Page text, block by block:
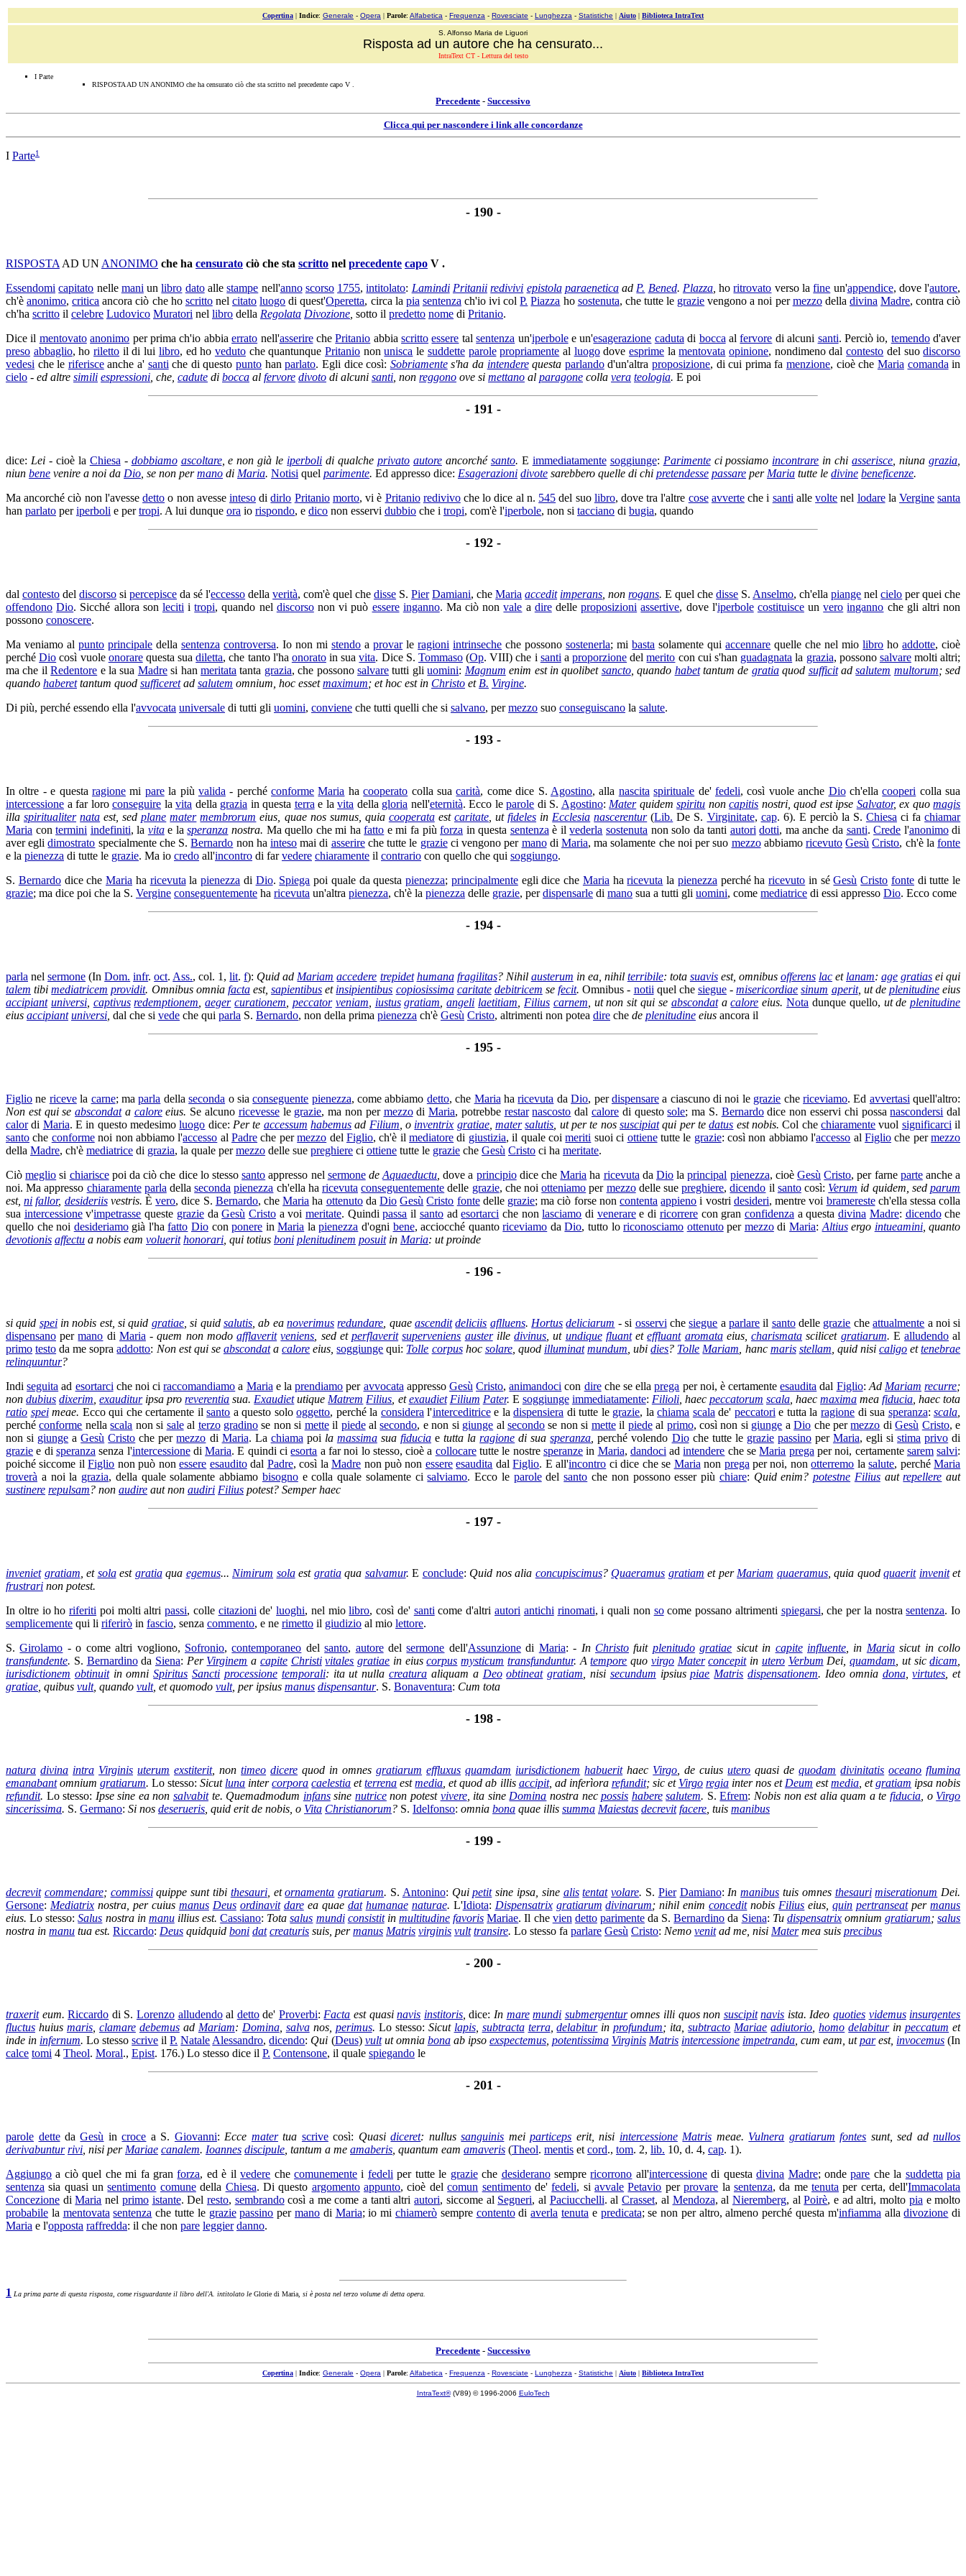
Copertina | Indice: Generale - Opera | Parole: Alfabetica - Frequenza - Rovesciate - Lunghezza - Statistiche | Aiuto | Biblioteca IntraText
S. Alfonso Maria de Liguori
Risposta ad un autore che ha censurato...
IntraText CT - Lettura del testo
I Parte
RISPOSTA AD UN ANONIMO che ha censurato ciò che sta scritto nel precedente capo V .
Precedente - Successivo
Clicca qui per nascondere i link alle concordanze
I Parte1
- 190 -
RISPOSTA AD UN ANONIMO che ha censurato ciò che sta scritto nel precedente capo V .
Essendomi capitato nelle mani unlibro datoallestampe nell'anno scorso 1755,intitolato: Lamindi Pritanii redivivi epistola paraeneticaad P. Bened. Plazza,horitrovato verso lafine un'appendice, dove l'autore,
ch'èanonimo,critica ancora ciò che ho scrittonelcitato luogo di quest'Operetta, circa la pia sentenza ch'io ivi colP. Piazza ho sostenuta, che tutte le grazie vengono a noi permezzodella divina Madre, contra ciò
ch'ha scritto il celebre Ludovico Muratori nel libro della Regolata Divozione sotto il predetto nome di Pritanio.
Dice il mentovato anonimo per prima ch'io abbiaerrato nell'asserirechePritanio abbiascritto essere talsentenza un'iperbolee un'esagerazione caduta di bocca alfervore di alcuni santi. Perciò io, temendod'aver
preso abbaglio, horiletto il di lui libro, ed ho vedutoche quantunquePritanio nonunisca le suddette parole propriamente al luogodove esprimelamentovata opinione, nondimeno dalcontesto del suodiscorso
vedesi che le riferisceanche a' santi che di questopunto hanparlato. Egli dice così: Sobriamentes'ha da intenderequesta parlandod'un'altraproposizione, di cui prima famenzione, cioè che Maria comanda in
cielo - ed altre simili espressioni , che, cadute di bocca al fervore divoto di alcuni santi , non reggono ove si mettano al paragone colla vera teologia. E poi
- 191 -
dice: Lei - cioè la Chiesa - dobbiamo ascoltare, e non già le iperboli di qualche privato autoreancorché santo. E immediatamente soggiunge: Parimenteci possiamo incontrare in chiasserisce , niunagrazia
niun bene venire a noi da Dio , se non permano di Maria. Notisi quel parimente. Ed appresso dice: Esagerazioni divote sarebbero quelle di chi pretendesse passare per Maria tutte le divine beneficenze.
Ma ancorché ciò non l'avessedetto o non avesse inteso didirlo Pritanio morto, vi è Pritanio redivivoche lo dice al n. 545 del suo libro, dove tra l'altre cose avverteche i santi allevolte nel lodarela Vergine santa
han parlato periperboli e pertropi. A lui dunque ora io rispondo, e dico non esservi dubbio che i tropi, com'è l'iperbole, non si tacciano di bugia, quando
- 192 -
dalcontesto deldiscorso sipercepisce da sé l'eccesso dellaverità, com'è quel chedisse S.Pier Damiani, cheMaria accedit imperans , nonrogans. E quel chedisse S. Anselmo, ch'ellapiange nelcielo per quei che
offendono Dio. Sicché allora son leciti itropi, quando nel discorsonon vi può essere inganno. Ma ciò nonvale a diredelleproposizioni assertive, dove l'iperbole costituisceunvero inganno che gli altri non
possono conoscere.
Ma veniamo alpunto principale dellasentenza controversa. Io non mistendo aprovarleragioni intrinseche che possonosostenerla; mibasta solamente quiaccennare quelle che nel miolibro hoaddotte, cioè
perchéDio così vuole onorarequesta suadiletta, che tanto l'ha onoratoin suavita. Dice S. Tommaso(Op. VIII) che i santi aproporzione delmerito con cui s'han guadagnata la grazia, possono salvaremolti altri;
ma che ilRedentore e la sua Madresi hanmeritata tanta grazia, che possonosalvare tutti gliuomini: Magnum enim est in quolibet sancto, quando habettantum de gratiaquod sufficitadsalutem multorum; sed
quando haberettantum quod sufficeretad salutem omnium, hoc essetmaximum; et hoc est in Christo et B. Virgine.
Di più, perché essendo ella l'avvocata universale di tutti gli uomini, conviene che tutti quelli che si salvano, permezzo suo conseguiscano la salute.
- 193 -
In oltre - e questa ragionemi parela più valida - perchéconforme Maria hacooperato colla suacarità, come dice S. Agostino, alla nascita spirituale de' fedeli, così vuole anche Dioch'ellacooperi colla sua
intercessione a far loroconseguire lavita della grazia in questa terra e lavita della gloria nell'eternità. Ecco leparole di S. Agostino: Materquidemspiritu noncapitis nostri, quod est ipse Salvator, ex quomagis
illaspiritualiter nata est, sedplane mater membrorum eius, quae nos sumus, quia cooperataest caritate, utfideles in Ecclesia nascerentur (Lib. De S. Virginitate, cap. 6). E perciò la S. Chiesa ci fachiamar
Maria contermini indefiniti, la vita e lasperanza nostra. Ma quello che mi hafatto e mi fa piùforza in questa sentenza è ilvederla sostenuta non solo da tanti autori dotti, ma anche da santi.Crede l'anonimodi
aver eglidimostrato specialmente che S.Bernardo non hainteso mai di asserire che tutte le grazieci vengono per manodi Maria, ma solamente che noi per suo mezzoabbiamo ricevuto Gesù Cristo, ch'è lafonte
e la pienezza di tutte le grazie. Ma io credo all'incontro di farvedere chiaramente il contrario con quello che qui soggiungo.
S. Bernardodice cheMaria ha ricevuta lapienezza di Dio. Spiega poi quale da questapienezza; principalmenteegli dice che Maria haricevuta la pienezza perché haricevuto in séGesù Cristo fontedi tutte le
grazie; ma dice poi che la S. Vergine conseguentemente ha ricevuta un'altra pienezza, ch'è la pienezza delle grazie, perdispensarle di mano sua a tutti gli uomini, come mediatrice di essi appresso Dio. Ecco come
- 194 -
parla nelsermone (InDom. infr.oct. Ass., col. 1,lit.f): Quid ad Mariam accedere trepidet humana fragilitas? Nihil austerum in ea, nihil terribile: tota suavisest, omnibus offerens lacet lanam:age gratias ei qui
talem tibimediatricem providit. Omnibus omnia factaest,sapientibus et insipientibus copiosissima caritate debitricem sefecit.Omnibus - notii quel che siegue-misericordiae sinum aperit, ut de plenitudineeius
accipiant universi, captivus redemptionem ,aeger curationem peccator veniam iustus gratiam ,angeli laetitiam Filius carnem , ut non sit qui se abscondatacalore eius.Nota dunque quello, ut deplenitudine
eius accipiant universi dal che si vede che qui parla S. Bernardo, non della prima pienezza ch'è Gesù Cristo, altrimenti non potea dire che de plenitudine eius ancora il
- 195 -
Figlio ne ricevela carne; maparla dellaseconda o siaconseguente pienezza, come abbiamo detto, che Maria haricevuta daDio, perdispensarea ciascuno di noi le grazie chericeviamo. Ed avvertasi quell'altro:
Non est qui seabscondata caloreeius. Se alcuno ricevessele grazie, ma non per mezzodiMaria, potrebbe restar nascosto dal caloredi questosole; ma S. Bernardodice non esservi chi possanascondersi dal
calor di Maria. E in questo medesimoluogo dice: Per te accessum habemus ad Filium , o inventrix gratiae,mater salutis , ut per te nossuscipiatqui per tedatus est nobis. Col chechiaramente vuol significarci il
santo che conformenoi non abbiamo l'accesso alPadre che permezzo del Figlio, ch'è ilmediatore di giustizia, il quale coimeriti suoi ci ottienetutte le grazie: così non abbiamo l'accesso al Figlioche permezzo
della Madre, ch'è mediatrice di grazia, la quale permezzo delle sue preghiere ci ottiene tutte le grazie che Gesù Cristo ci ha meritate.
Ciòmeglio si chiariscepoi da ciò che dice lo stessosanto appresso nel sermone deAquaeductu dove a principiodice cheMaria ha ricevuta daDio laprincipal pienezza, cioèGesù Cristo, per farne parteanche a
noi. Ma appresso chiaramente parla dellaseconda pienezza ch'ella haricevuta conseguentemente delle grazie, che noiotteniamo per mezzodelle suepreghiere,dicendo il santocosì: Verum id quidem, sedparum
est,ni fallor, desideriisvestris.Èvero, dice S. Bernardo, cheMaria ha ottenutodaDio Gesù Cristo fontedelle grazie; ma ciò forse noncontenta appieno i vostri desideri, mentre voi bramerestech'ella stessa colla
sua intercessionev'impetrasse queste graziedaGesù Cristoa voimeritate. Quindipassa il santoadesortarci che nonlasciamo di veneraree di ricorrerecon gran confidenza a questadivina Madre: dicendoche
quello che noi desideriamogià l'hafatto Dioconponere inMaria lapienezza d'ogni bene, acciocché quantoriceviamo daDio, tutto loriconosciamo ottenutoper mezzodi Maria: Altiusergo intueamini, quanto
devotionis affectu a nobis eam voluerit honorari , qui totius boni plenitudinem posuitin Maria: ut proinde
- 196 -
si quid speiin nobis est, si quid gratiae, si quid salutis, ab ea noverimus redundare , quaeascendit deliciis aflluens. Hortus deliciarum - si osservi chesiegue a parlare il santodelle grazie cheattualmente a noi si
dispensano permano di Maria -quem non modoafflaverit veniens , sed etperflaverit superveniens austerilledivinus , ut undique fluanteteffluant aromataeius,charismata scilicet gratiarum. Ealludendo al
primo testo da me sopraaddotto: Non est qui se abscondatacalore eius,soggiunge qui: Tolle corpushoc solare, quod illuminat mundum , ubidies? Tolle Mariam , hanc maris stellam , quid nisi caligoettenebrae
relinquuntur?
Indiseguita ad esortarci che noi ciraccomandiamo a Maria e laprendiamo per avvocata appresso Gesù Cristo,animandoci con direche se ellaprega per noi, è certamenteesaudita dal Figlio: Ad Mariam recurre;
nondubius dixerim ,exaudituripsa proreverentia sua. Exaudietutique Matrem Filius , etexaudiet Filium Pater. E soggiunge immediatamente: Filioli, haec peccatorum scala, haecmaxima meafiducia , haec tota
ratio speimeae. Ecco qui che certamente ilsanto a questo solooggetto, perché la considera l'interceditricee ladispensiera di tutte le grazie, lachiama scala de' peccatori e tutta la ragione di sua speranza:scala
perchéconforme nellascala non si saleal terzo gradinose non si metteil piedealsecondo, e non si giunge alsecondo se non si metteil piedeal primo, così non si giunge aDio che permezzo diGesù Cristo, e
non si giunge aGesù Cristo che permezzo di Maria. La chiama poi la massimasua fiducia e tutta laragione di suasperanza ,perché volendo Dioche tutte le grazie passinoper Maria, egli sistima privo di
grazie e di speranza senza l'intercessionediMaria. E quindi ciesorta a far noi lo stesso, cioè a collocaretutte le nostre speranzein Maria, dandoci adintendere che seMaria prega per noi, certamente sarem salvi:
poiché siccome ilFiglio non può nonessere esauditodal Padre, così laMadre non può non essere esaudita dalFiglio. E all'incontro ci dice che se Maria non prega per noi, nonotterremo lasalute, perchéMaria
troverà a noi la grazia, della quale solamente abbiamo bisognoe colla quale solamente cisalviamo. Ecco le paroledelsanto che non possono esser più chiare: Quid enim?potestne Filiusautrepellere aut
sustinere repulsam? non audire aut non audiri Filius potest? Semper haec
- 197 -
inveniet gratiam , et solaest gratiaqua egemus... Nimirum solaest gratiaqua salvamur. E conclude: Quid nos alia concupiscimus? Quaeramus gratiam et per Mariam quaeramus, quia quodquaerit invenitet
frustrari non potest.
In oltre io horiferiti poi molti altripassi, colle citazioni de'luoghi, nel miolibro, così de' santi come d'altri autori antichi rinomati, i quali non socome possano altrimenti spiegarsi, che per la nostrasentenza. Io
semplicemente qui li riferirò in fascio, senza commento, e ne rimetto il giudizio al mio lettore.
S.Girolamo - o come altri vogliono, Sofronio,contemporaneo delsanto, autoredelsermone dell'Assunzionedi Maria: - In Christo fuit plenitudo gratiae sicut in capite influente, in Mariasicut in collo
transfundente. S. Bernardinoda Siena: Per Virginem a capite Christi vitales gratiae in eiuscorpus mysticum transfunduntur. Atempore quo virgo Mater concepitin utero Verbum Dei,quamdam , ut sicdicam
iurisdictionem obtinuitin omniSpiritus Sancti processione temporali: ita ut nullacreatura aliquam a Deo obtineat gratiam , nisi secundum ipsiuspiae Matris dispensationem. Ideo omnia dona,virtutes , et
gratiae , quibus vult, quando vult, et quomodo vult, per ipsius manus dispensantur. S. Bonaventura: Cum tota
- 198 -
natura divina intra Virginis uterum exstiterit, nontimeo dicere quod in omnesgratiarum effluxus quamdam iurisdictionem habuerithaec Virgo , de cuiusutero quasi dequodam divinitatis oceano flumina
emanabantomniumgratiarum. Lo stesso:Sicut luna intercorpora caelestia etterrena estmedia , et quod ab illis accipit, ad inferìora refundit; sic et Virgo regiainter nos et Deum estmedia, etgratiam ipsa nobis
refundit. Lo stesso: Ipse sine ea nonsalvabitte. Quemadmodum infanssine nutricenon potest vivere, ita sine Domina nostra necpossis habere salutem. S.Efrem: Nobis non est alia quam a tefiducia , o Virgo
sincerissima. S. Germano: Si nos deserueris , quid erit de nobis, o Vita Christianorum? S. Idelfonso: omnia bona quae illis summa Maiestas decrevit facere , tuis manibus
- 199 -
decrevit commendare; commissiquippe sunt tibi thesauri, etornamenta gratiarum. S. Antonino: Quipetitsine ipsa, sine alis tentat volare. S. Pier Damiano: Inmanibus tuis omnes thesauri miserationum Dei.
Gersone: Mediatrixnostra, per cuius manus Deus ordinavit dareea quae dat humanae naturae. L'Idiota: Dispensatrix gratiarum divinarum; nihil enimconceditnobis Filius eius,quin pertranseatpermanus
eius. Lo stesso:Salus nostra in manuillius est. Cassiano: Totasalus mundi consistitin multitudine favoris Mariae. Il che vien detto parimenteda S.Bernardino da Siena: Tu dispensatrixomniumgratiarum;salus
nostra in manu tua est. Riccardo: Deus quidquid boni dat creaturis suis, permanus Matris virginis vult transire. Lo stesso fa parlare Gesù Cristo: Nemo venitad me, nisi Matermea suis precibus
- 200 -
traxeriteum. Riccardo di S. Lorenzo alludendoal dettode' Proverbi: Facta est quasinavis institoris,dice: In mare mundi submergenturomnes illi quos non suscipit navis ista. Ideoquoties videmus insurgentes
fluctus huius maris, clamare debemusad Mariam: Domina, salvanos, perimus. Lo stesso: Sicut lapis, subtracta terra,delabiturinprofundum; ita,subtracto Mariae adiutorio ,homo delabiturinpeccatum et
inde in infernum. Lo stessoscrive ilP. Natale Alessandro,dicendo: Qui (Deus) vultut omnia bonaab ipso exspectemus, potentissima Virginis Matris intercessione impetranda , cum eam, utparest, invocemus (In
calce tomi 4 Theol. Moral., Epist. 176.) Lo stesso dice il P. Contensone, il quale spiegando le
- 201 -
parole dettedaGesù incroce a S. Giovanni: Ecce matertua scrivecosì: Quasidiceret: nullussanguinis meiparticeps erit, nisi intercessione Matris meae. Vulnera gratiarum fontes sunt, sed adnullos
derivabuntur rivi , nisi per Mariae canalem. Ioannes discipule , tantum a me amaberis , quantum eam amaveris (Theol. mentis et cord., tom. 2, lib. 10, d. 4, cap. 1).
Aggiungo a ciò quel che mi fa granforza, ed è ilvedere checomunemente i fedeli per tutte le grazieche desideranosemprericorrono all'intercessionedi questadivina Madre; ondepare che la suddetta pia
sentenza sia quasi unsentimento comunedella Chiesa. Di questo argomento appunto, cioè delcomun sentimentode'fedeli, siavvale Petavio perprovare la sentenza, da metenuta per certa, dell'Immacolata
Concezione diMaria nel primo istante. Del resto, sembrandocosì a me come a tanti altriautori, siccome al Segneri, al Paciucchelli. alCrasset, al Mendoza, al Nieremberg, alPoirè, e ad altri, molto pia e molto
probabile la mentovata sentenza che tutte le grazie passino per manodi Maria; io mi chiameròsempre contentodiaverla tenuta e predicata; se non per altro, almeno perché questa m'infiamma alladivozione di
Maria e l'opposta raffredda: il che non pare leggier danno.
1 La prima parte di questa risposta, come risguardante il libro dell'A. intitolato leGlorie di Maria, si è posta nel terzo volume di detta opera.
Precedente - Successivo
Copertina | Indice: Generale - Opera | Parole: Alfabetica - Frequenza - Rovesciate - Lunghezza - Statistiche | Aiuto | Biblioteca IntraText
IntraText®(V89) © 1996-2006 EuloTech